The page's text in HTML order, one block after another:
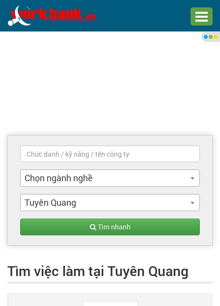
Việc làm mới nhất
Tìm việc làm
Tạo hồ sơ
Cẩm nang việc làm
Bạn cần tuyển người
Chọn ngành nghề
Tuyên Quang
Tìm nhanh
Tìm việc làm tại Tuyên Quang